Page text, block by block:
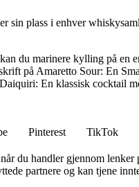
sin plass i enhver
du marinere kylling på en
på Amaretto Sour: En
Daiquiri: En klassisk cocktail
Pinterest TikTok
du handler gjennom lenker
partnere og kan tjene